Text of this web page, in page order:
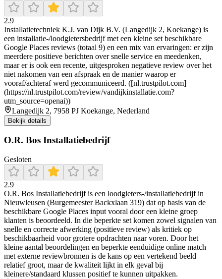
2.9
Installatietechniek K.J. van Dijk B.V. (Langedijk 2, Koekange) is
een installatie-/loodgietersbedrijf met een kleine set beschikbare
Google Places reviews (totaal 9) en een mix van ervaringen: er zijn
meerdere positieve berichten over snelle service en meedenken,
maar er is ook een recente, uitgesproken negatieve review over het
niet nakomen van een afspraak en de manier waarop er
vooraf/achteraf werd gecommuniceerd. ([nl.trustpilot.com]
(https://nl.trustpilot.com/review/vandijkinstallatie.com?
utm_source=openai))
Langedijk 2, 7958 PJ Koekange, Nederland
Bekijk details
O.R. Bos Installatiebedrijf
Gesloten
2.9
O.R. Bos Installatiebedrijf is een loodgieters-/installatiebedrijf in
Nieuwleusen (Burgemeester Backxlaan 319) dat op basis van de
beschikbare Google Places input vooral door een kleine groep
klanten is beoordeeld. In die beperkte set komen zowel signalen van
snelle en correcte afwerking (positieve review) als kritiek op
beschikbaarheid voor grotere opdrachten naar voren. Door het
kleine aantal beoordelingen en beperkte eenduidige online match
met externe reviewbronnen is de kans op een vertekend beeld
relatief groot, maar de kwaliteit lijkt in elk geval bij
kleinere/standaard klussen positief te kunnen uitpakken.